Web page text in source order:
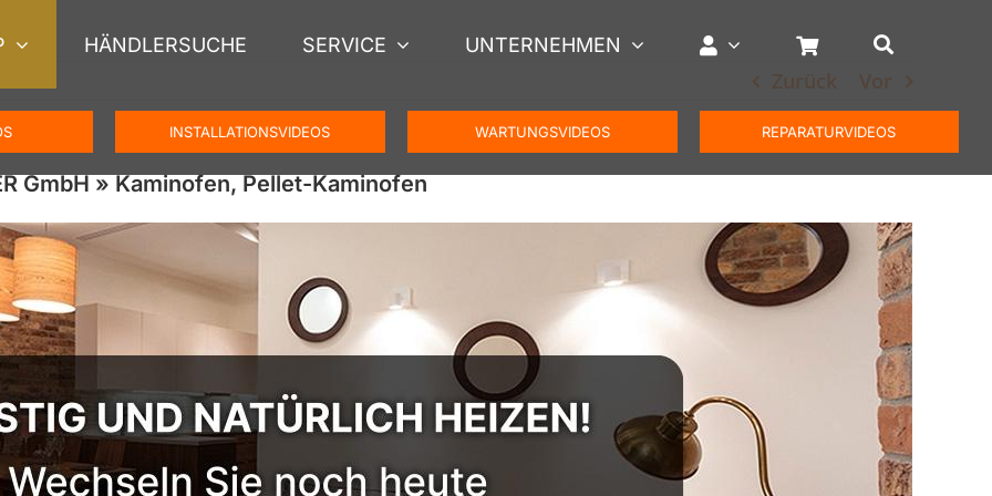
HÄNDLERSUCHE SERVICE UNTERNEHMEN
INSTALLATIONSVIDEOS WARTUNGSVIDEOS REPARATURVIDEOS
Zurück Vor
GmbH » Kaminofen, Pellet-Kaminofen